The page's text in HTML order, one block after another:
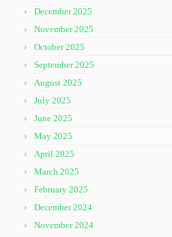
December 2025
November 2025
October 2025
September 2025
August 2025
July 2025
June 2025
May 2025
April 2025
March 2025
February 2025
December 2024
November 2024